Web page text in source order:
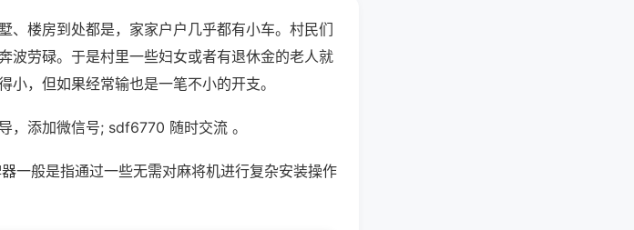
、楼房到处都是，家家户户几乎都有小车。村民们
波劳碌。于是村里一些妇女或者有退休金的老人就
，但如果经常输也是一笔不小的开支。
，添加微信号; sdf6770 随时交流 。
一般是指通过一些无需对麻将机进行复杂安装操作